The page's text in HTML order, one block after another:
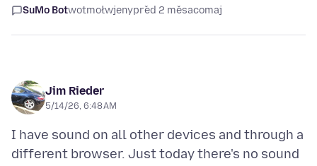
SuMo Botwotmołwjenypřed 2 měsacomaj
Jim Rieder
5/14/26, 6:48 AM
I have sound on all other devices and through a
different browser. Just today there's no sound